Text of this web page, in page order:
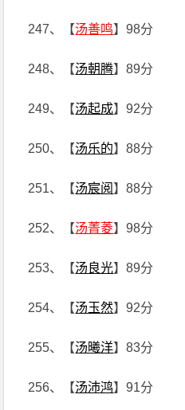
247、【汤善鸣】98分
248、【汤朝腾】89分
249、【汤起成】92分
250、【汤乐的】88分
251、【汤宸阅 】88分
252、【汤菁菱】98分
253、【汤良光】89分
254、【汤玉然】92分
255、【汤曦洋】83分
256、【汤沛鸿】91分